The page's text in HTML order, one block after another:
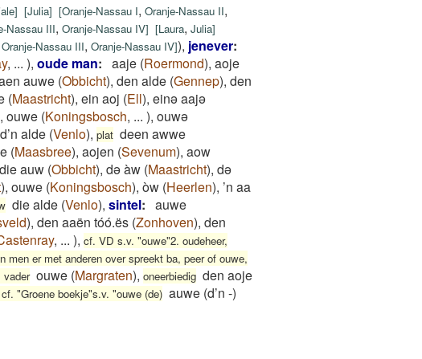
] [Julia] [Oranje-Nassau I, Oranje-Nassau II,
Nassau III, Oranje-Nassau IV] [Laura, Julia]
Oranje-Nassau III, Oranje-Nassau IV]), jenever:
, ... ), oude man: aaje (Roermond), aoje
auwe (Obbicht), den alde (Gennep), den
(Maastricht), ein aoj (Ell), einə aajə
, ouwe (Koningsbosch, ... ), ouwə
d’n alde (Venlo), plat deen awwe
(Maasbree), aojen (Sevenum), aow
die auw (Obbicht), də àw (Maastricht), də
), ouwe (Koningsbosch), òw (Heerlen), ’n aa
die alde (Venlo), sintel: auwe
), den aaën tóó.ës (Zonhoven), den
, ... ), cf. VD s.v. "ouwe"2. oudeheer,
men er met anderen over spreekt ba, peer of ouwe,
vader ouwe (Margraten), oneerbiedig den aoje
"Groene boekje"s.v. "ouwe (de) auwe (d’n -)